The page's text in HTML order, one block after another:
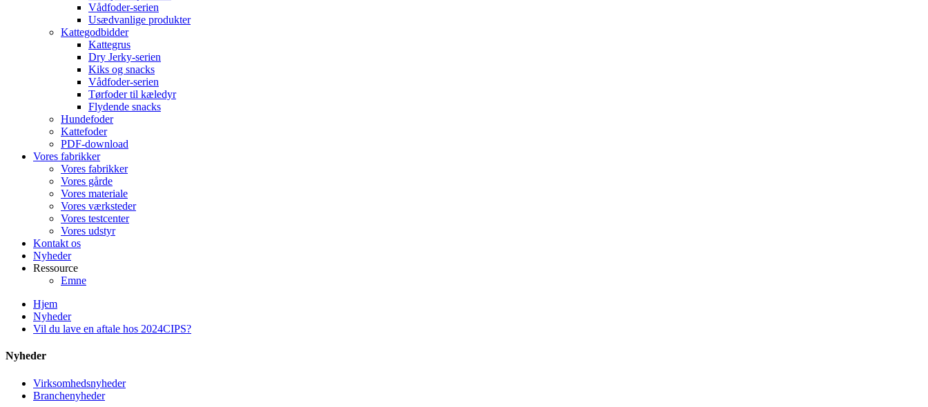
Vådfoder-serien
Usædvanlige produkter
Kattegodbidder
Kattegrus
Dry Jerky-serien
Kiks og snacks
Vådfoder-serien
Tørfoder til kæledyr
Flydende snacks
Hundefoder
Kattefoder
PDF-download
Vores fabrikker
Vores fabrikker
Vores gårde
Vores materiale
Vores værksteder
Vores testcenter
Vores udstyr
Kontakt os
Nyheder
Ressource
Emne
Hjem
Nyheder
Vil du lave en aftale hos 2024CIPS?
Nyheder
Virksomhedsnyheder
Branchenyheder